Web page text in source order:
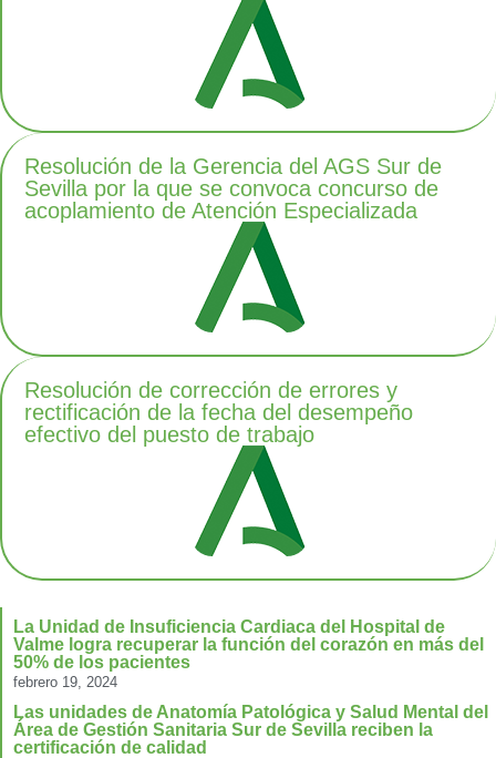
Resolución de la Gerencia del AGS Sur de
Sevilla por la que se convoca concurso de
acoplamiento de Atención Especializada
Resolución de corrección de errores y
rectificación de la fecha del desempeño
efectivo del puesto de trabajo
La Unidad de Insuficiencia Cardiaca del Hospital de
Valme logra recuperar la función del corazón en más del
50% de los pacientes
febrero 19, 2024
Las unidades de Anatomía Patológica y Salud Mental del
Área de Gestión Sanitaria Sur de Sevilla reciben la
certificación de calidad